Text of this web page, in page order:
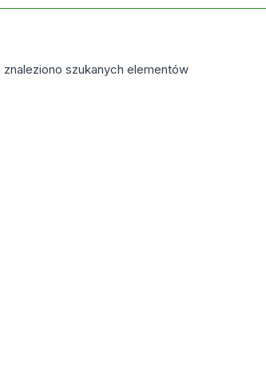
znaleziono szukanych elementów